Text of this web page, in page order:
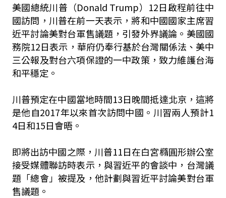
美國總統川普（Donald Trump）12日啟程前往中
國訪問，川普在前一天表示，將和中國國家主席習
近平討論美對台軍售議題，引發外界議論。美國國
務院12日表示，華府仍奉行基於台灣關係法、美中
三公報及對台六項保證的一中政策，致力維護台海
和平穩定。
川普預定在中國當地時間13日晚間抵達北京，這將
是他自2017年以來首次訪問中國。川習兩人預計1
4日和15日會晤。
即將出訪中國之際，川普11日在白宮橢圓形辦公室
接受媒體聯訪時表示，與習近平的會談中，台灣議
題「總會」被提及，他計劃與習近平討論美對台軍
售議題。